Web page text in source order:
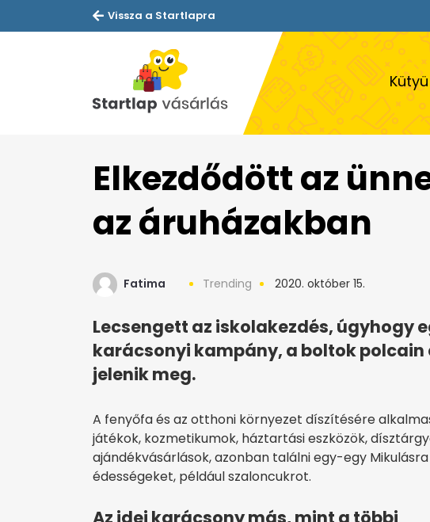
Vissza a Startlapra
Kütyü
Elkezdődött az
az áruházakban
Fatima Trending 2020. október 15.
Lecsengett az iskolakezdés, úgyhogy
karácsonyi kampány, a boltok
jelenik meg.
A fenyőfa és az otthoni környezet díszítésére
játékok, kozmetikumok, háztartási eszközök,
ajándékvásárlások, azonban találni egy-egy
édességeket, például szaloncukrot.